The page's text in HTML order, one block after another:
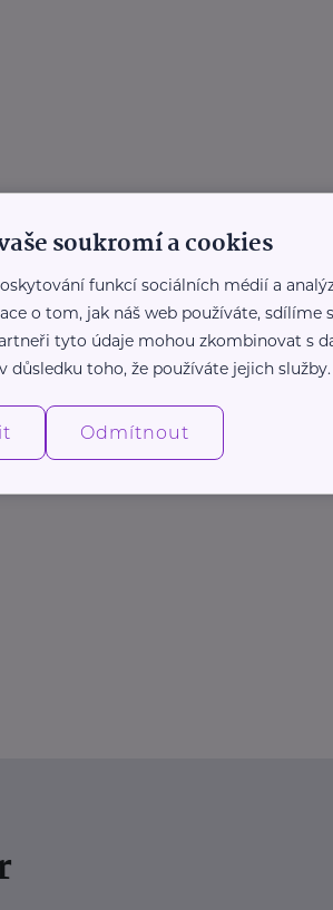
soukromí a cookies
funkcí sociálních médií a
o tom, jak náš web používáte, sdílíme
tyto údaje mohou zkombinovat s
toho, že používáte jejich služby.
Odmítnout